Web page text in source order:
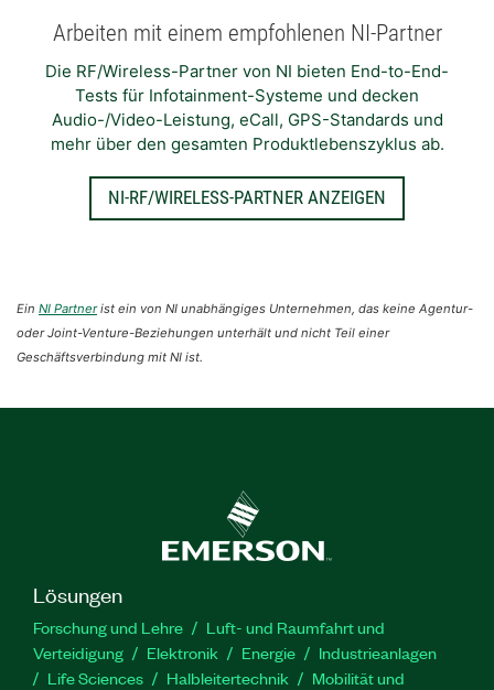
Arbeiten mit einem empfohlenen NI-Partner
Die RF/Wireless-Partner von NI bieten End-to-End-
Tests für Infotainment-Systeme und decken
Audio-/Video-Leistung, eCall, GPS-Standards und
mehr über den gesamten Produktlebenszyklus ab.
NI-RF/WIRELESS-PARTNER ANZEIGEN
Ein NI Partnerist ein von NI unabhängiges Unternehmen, das keine Agentur-
oder Joint-Venture-Beziehungen unterhält und nicht Teil einer
Geschäftsverbindung mit NI ist.
Lösungen
Forschung und Lehre
Luft- und Raumfahrt und
Verteidigung
Elektronik Energie
Industrieanlagen
Life Sciences
Halbleitertechnik
Mobilität und